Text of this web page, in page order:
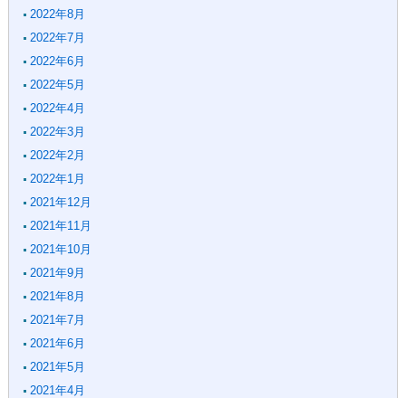
2022年8月
2022年7月
2022年6月
2022年5月
2022年4月
2022年3月
2022年2月
2022年1月
2021年12月
2021年11月
2021年10月
2021年9月
2021年8月
2021年7月
2021年6月
2021年5月
2021年4月